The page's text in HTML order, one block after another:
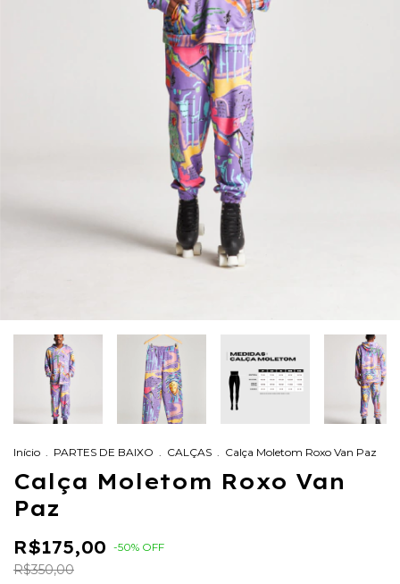
Início . PARTES DE BAIXO . CALÇAS . Calça Moletom Roxo Van Paz
Calça Moletom Roxo Van
Paz
R$175,00 -50% OFF
R$350,00